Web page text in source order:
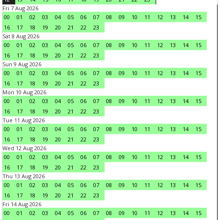
Fri 7 Aug 2026
00
01 02 03 04 05 06 07 08 09 10 11 12 13 14
15
16
17 18 19 20 21 22
23
Sat 8 Aug 2026
00
01 02 03 04 05 06 07 08 09 10 11 12 13 14
15
16
17 18 19 20 21 22
23
Sun 9 Aug 2026
00
01 02 03 04 05 06 07 08 09 10 11 12 13 14
15
16
17 18 19 20 21 22
23
Mon 10 Aug 2026
00
01 02 03 04 05 06 07 08 09 10 11 12 13 14
15
16
17 18 19 20 21 22
23
Tue 11 Aug 2026
00
01 02 03 04 05 06 07 08 09 10 11 12 13 14
15
16
17 18 19 20 21 22
23
Wed 12 Aug 2026
00
01 02 03 04 05 06 07 08 09 10 11 12 13 14
15
16
17 18 19 20 21 22
23
Thu 13 Aug 2026
00
01 02 03 04 05 06 07 08 09 10 11 12 13 14
15
16
17 18 19 20 21 22
23
Fri 14 Aug 2026
00
01 02 03 04 05 06 07 08 09 10 11 12 13 14
15